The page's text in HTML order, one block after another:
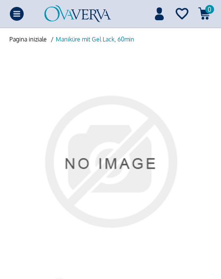
0
Pagina iniziale / Maniküre mit Gel Lack, 60min